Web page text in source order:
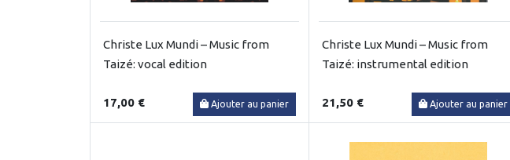
Christe Lux Mundi – Music from
Taizé: vocal edition
17,00 € Ajouter au panier
Christe Lux Mundi – Music from
Taizé: instrumental edition
21,50 € Ajouter au panier